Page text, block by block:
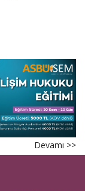
Devamı >>